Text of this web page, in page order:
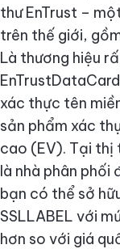
thư EnTrust –
trên thế giới,
Là thương hiệu
xác thực tên
sản phẩm xác
cao (EV). Tại thị
là nhà phân phối
bạn có thể sở
SSLLABEL với
hơn so với giá